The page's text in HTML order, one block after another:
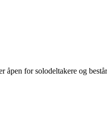
for solodeltakere og